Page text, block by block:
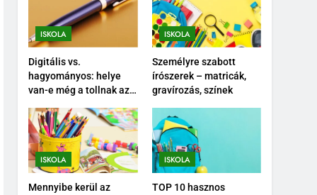
Tolltartó választási
útmutató – dizájn,
praktikum, méret
ISKOLA
8
Milyen füzetet válasszunk
tantárgyanként?
ISKOLA
1
Digitális vs. hagyományos:
helye van-e még a tollnak
ISKOLA
Digitális vs.
hagyományos: helye
van-e még a tollnak az
ISKOLA
Személyre szabott
írószerek – matricák,
gravírozás, színek
ISKOLA
Mennyibe kerül az
ISKOLA
TOP 10 hasznos